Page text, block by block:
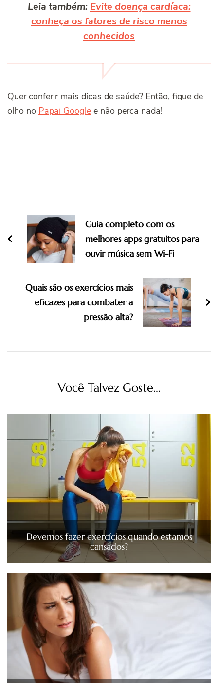
Leia também: Evite doença cardíaca:
conheça os fatores de risco menos
conhecidos
Quer conferir mais dicas de saúde? Então, fique de
olho no Papai Google e não perca nada!
Navigation
Guia completo com os
melhores apps gratuitos para
ouvir música sem Wi-Fi
Quais são os exercícios mais
eficazes para combater a
pressão alta?
Você Talvez Goste...
Devemos fazer exercícios quando estamos
cansados?